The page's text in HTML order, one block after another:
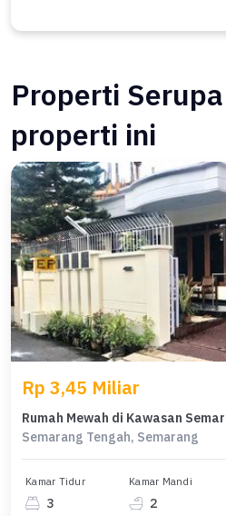
Properti
properti ini
Rp 3,45 Miliar
Semarang Tengah, Semarang
Kamar Tidur
3
Kamar Mandi
2